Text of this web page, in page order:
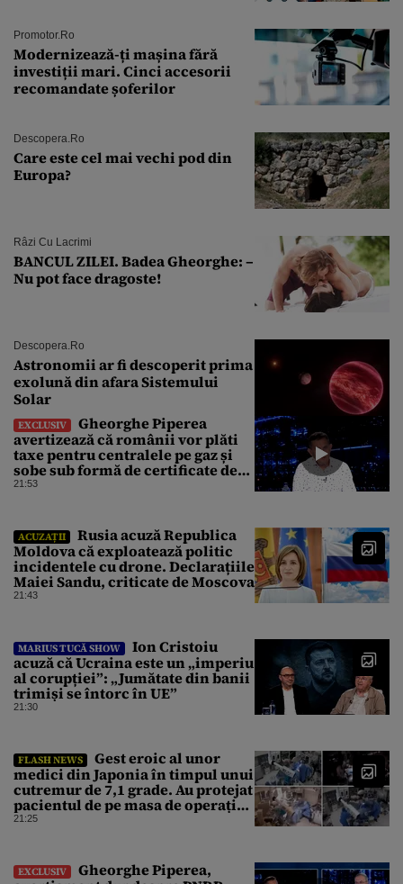
Promotor.ro
Modernizează-ți mașina fără
investiții mari. Cinci accesorii
recomandate șoferilor
Descopera.ro
Care este cel mai vechi pod din
Europa?
Râzi Cu Lacrimi
BANCUL ZILEI. Badea Gheorghe: –
Nu pot face dragoste!
Descopera.ro
Astronomii ar fi descoperit prima
exolună din afara Sistemului
Solar
EXCLUSIV
Gheorghe Piperea
avertizează că românii vor plăti
taxe pentru centralele pe gaz și
sobe sub formă de certificate de
CO2
21:53
ACUZAȚII
Rusia acuză Republica
Moldova că exploatează politic
incidentele cu drone. Declarațiile
Maiei Sandu, criticate de Moscova
21:43
MARIUS TUCĂ SHOW
Ion Cristoiu
acuză că Ucraina este un „imperiu
al corupției”: „Jumătate din banii
trimiși se întorc în UE”
21:30
FLASH NEWS
Gest eroic al unor
medici din Japonia în timpul unui
cutremur de 7,1 grade. Au protejat
pacientul de pe masa de operație
cu propriile corpuri
21:25
EXCLUSIV
Gheorghe Piperea,